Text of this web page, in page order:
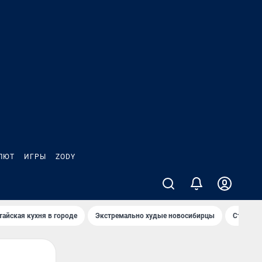
ИГРЫ ZODY
кухня в городе Экстремально худые новосибирцы Старт